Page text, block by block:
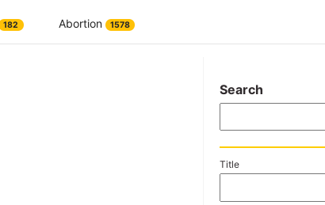
182 Abortion 1578
Search
Title